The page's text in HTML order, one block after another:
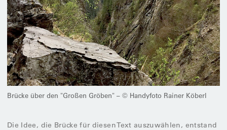
Brücke über den "Großen Gröben" – © Handyfoto Rainer Köberl
Die Idee, die Brücke für diesen Text auszuwählen, entstand